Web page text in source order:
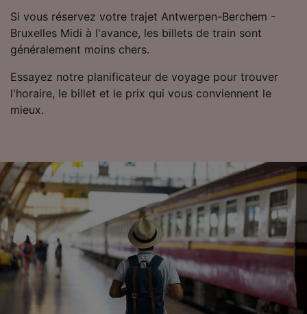
Si vous réservez votre trajet Antwerpen-Berchem -
Bruxelles Midi à l'avance, les billets de train sont
généralement moins chers.
Essayez notre planificateur de voyage pour trouver
l'horaire, le billet et le prix qui vous conviennent le
mieux.
Utiliser des données de géolocalisation
précises. Analyser activement les
caractéristiques de l’appareil pour
l’identification. Stocker et/ou accéder à des
contenu personnalisés, mesure de
performance des publicités et du contenu,
études d’audience et développement de